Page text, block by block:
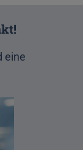
eine